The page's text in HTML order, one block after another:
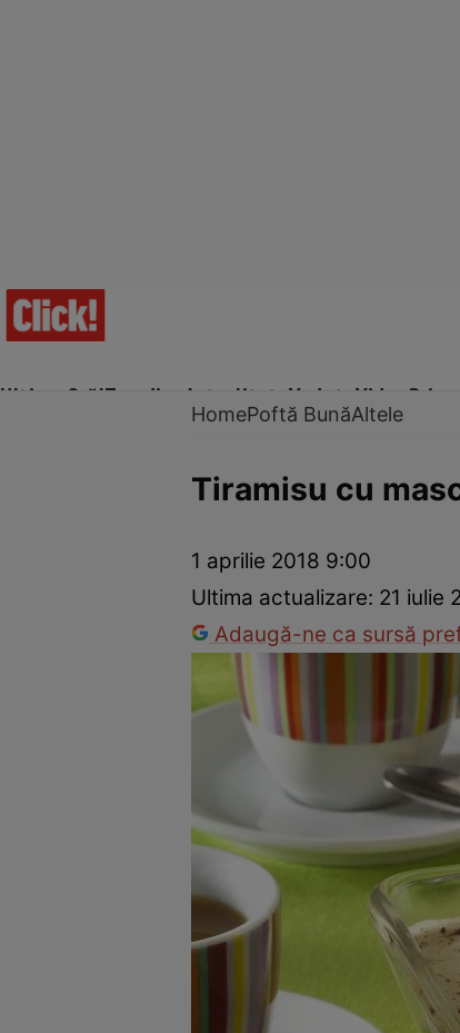
Ultima Oră!Trending Actualitate Vedete Video
Mâncăruri rapideRețete cu
HomePoftă BunăAltele
Tiramisu cu
1 aprilie 2018 9:00
Ultima actualizare: 21 iulie
Adaugă-ne ca sursă